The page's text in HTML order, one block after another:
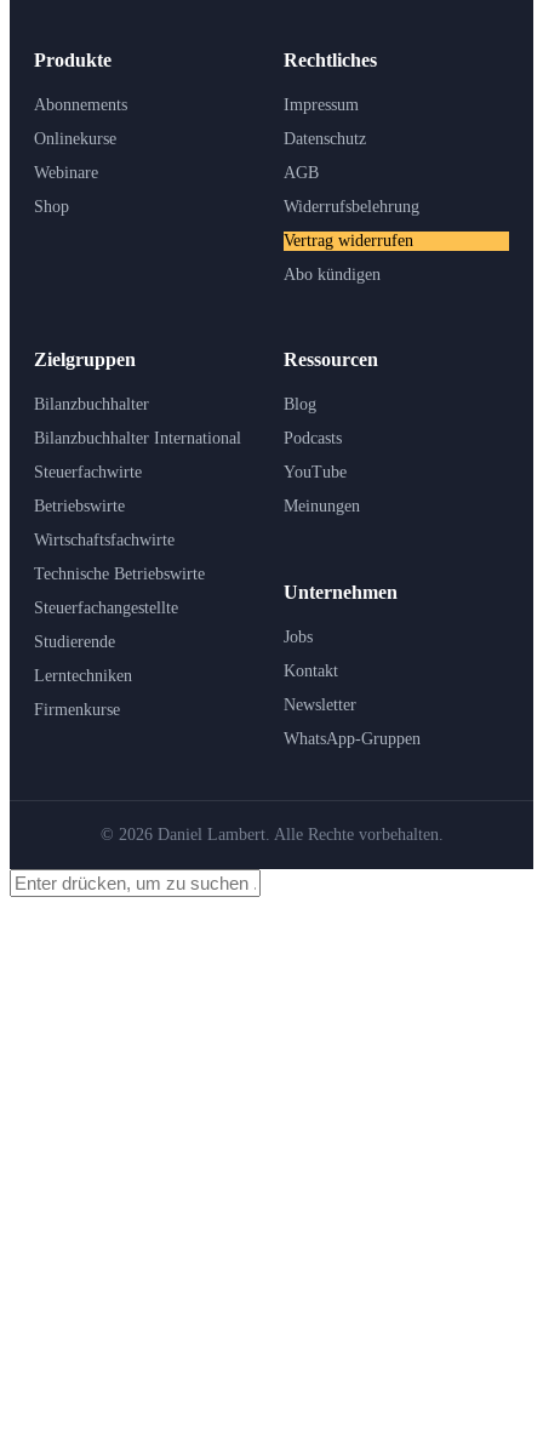
Produkte
Abonnements
Onlinekurse
Webinare
Shop
Zielgruppen
Bilanzbuchhalter
Bilanzbuchhalter International
Steuerfachwirte
Betriebswirte
Wirtschaftsfachwirte
Technische Betriebswirte
Steuerfachangestellte
Studierende
Lerntechniken
Firmenkurse
Ressourcen
Blog
Podcasts
YouTube
Meinungen
Unternehmen
Jobs
Kontakt
Newsletter
WhatsApp-Gruppen
Rechtliches
Impressum
Datenschutz
AGB
Widerrufsbelehrung
Vertrag widerrufen
Abo kündigen
© 2026 Daniel Lambert. Alle Rechte vorbehalten.